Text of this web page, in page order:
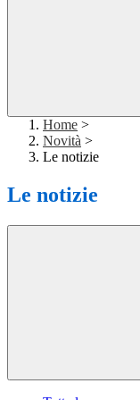
Home >
Novità >
Le notizie
Le notizie